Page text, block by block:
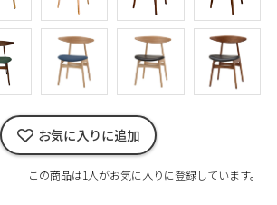
お気に入りに追加
この商品は1人がお気に入りに登録しています。